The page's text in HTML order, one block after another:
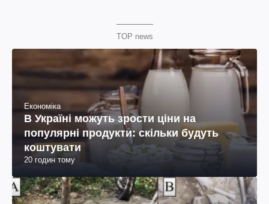
TOP news
Економіка
В Україні можуть зрости ціни на
популярні продукти: скільки будуть
коштувати
20 годин тому